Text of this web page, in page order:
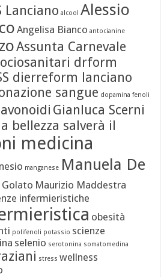
Lanciano alcool Alessio
Angelisa Bianco antocianine
Assunta Carnevale
drform
dierreform lanciano
sangue dopamina fenoli
Gianluca Scerni
bellezza salverà il
medicina
manganese Manuela De
Golato Maurizio Maddestra
infermieristiche
obesità
polifenoli potassio scienze
selenio serotonina somatomedina
stress wellness